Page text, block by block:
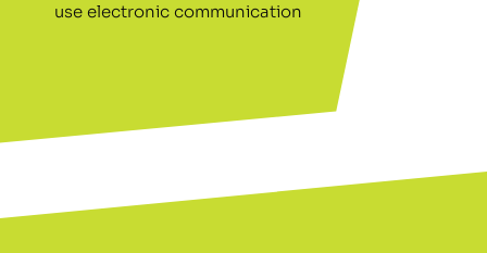
use electronic communication